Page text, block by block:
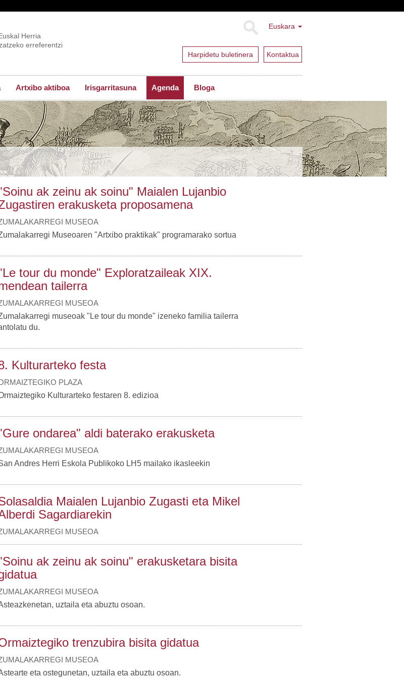
Euskara
Harpidetu buletinera Kontaktua
Herria
erreferentzi
Artxibo aktiboa Irisgarritasuna Agenda Bloga
ak zeinu ak soinu" Maialen Lujanbio
erakusketa proposamena
MUSEOA
Museoaren "Artxibo praktikak" programarako sortua
tour du monde" Exploratzaileak XIX.
tailerra
MUSEOA
museoak "Le tour du monde" izeneko familia tailerra
du.
Kulturarteko festa
PLAZA
Kulturarteko festaren 8. edizioa
ondarea" aldi baterako erakusketa
MUSEOA
Andres Herri Eskola Publikoko LH5 mailako ikasleekin
Maialen Lujanbio Zugasti eta Mikel
Sagardiarekin
MUSEOA
ak zeinu ak soinu" erakusketara bisita
MUSEOA
uztaila eta abuztu osoan.
trenzubira bisita gidatua
MUSEOA
eta ostegunetan, uztaila eta abuztu osoan.